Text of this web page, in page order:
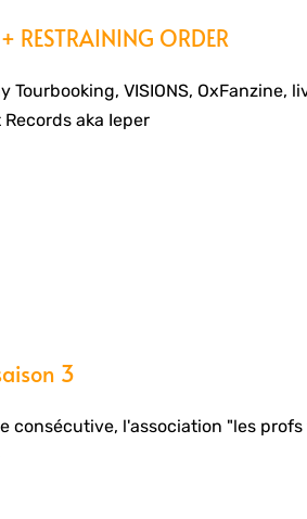
RESTRAINING ORDER
VISIONS, OxFanzine,
Records aka Ieper
3
consécutive, l'association "les